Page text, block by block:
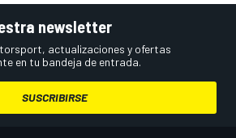
newsletter
actualizaciones y ofertas
en tu bandeja de entrada.
SUSCRIBIRSE